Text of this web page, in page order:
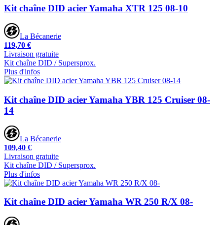
Kit chaîne DID acier Yamaha XTR 125 08-10
La Bécanerie
119,70 €
Livraison gratuite
Kit chaîne DID / Supersprox.
Plus d'infos
Kit chaîne DID acier Yamaha YBR 125 Cruiser 08-
14
La Bécanerie
109,40 €
Livraison gratuite
Kit chaîne DID / Supersprox.
Plus d'infos
Kit chaîne DID acier Yamaha WR 250 R/X 08-